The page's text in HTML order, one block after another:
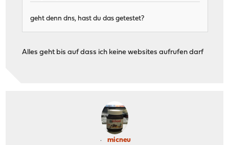
geht denn dns, hast du das getestet?
Alles geht bis auf dass ich keine websites aufrufen darf
micneu